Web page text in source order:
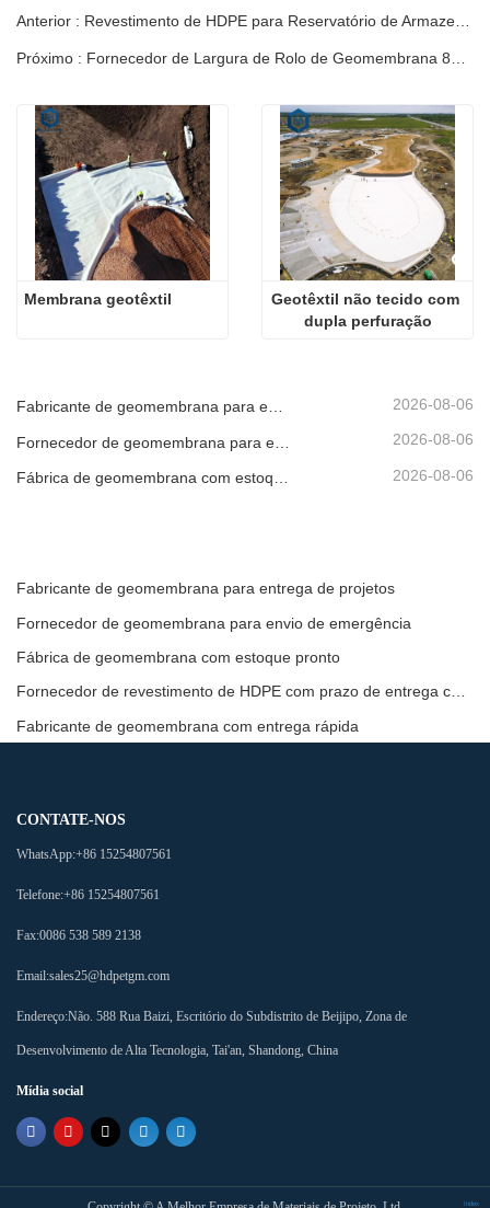
Membrana geotêxtil
Geotêxtil não tecido com
dupla perfuração
Fabricante de geomembrana para entrega de projetos 2026-08-06
2026-08-06
2026-08-06
Fabricante de geomembrana para entrega de projetos
Fornecedor de geomembrana para envio de emergência
Fábrica de geomembrana com estoque pronto
Fornecedor de revestimento de HDPE com prazo de entrega curto
Fabricante de geomembrana com entrega rápida
CONTATE-NOS
WhatsApp:+86 15254807561
Telefone:+86 15254807561
Fax:0086 538 589 2138
Email:sales25@hdpetgm.com
Endereço:Não. 588 Rua Baizi, Escritório do Subdistrito de Beijipo, Zona de
Desenvolvimento de Alta Tecnologia, Tai'an, Shandong, China
Mídia social
Index